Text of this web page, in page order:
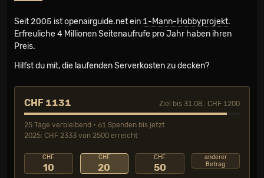
Seit 2005 ist openairguide.net ein 1-Mann-Hobbyprojekt.
Erfreuliche 4 Millionen Seiten­aufrufe pro Jahr haben ihren
Preis.
Hilfst du mit, die laufenden Serverkosten zu decken?
CHF 1131 Ziel bis 31.08.: CHF 1200
25 Tage verbleibend • 61 Spenden bis jetzt
2025: CHF 2333 von 2500 erreicht
CHF
10
CHF
20
CHF
50
anderer
Betrag